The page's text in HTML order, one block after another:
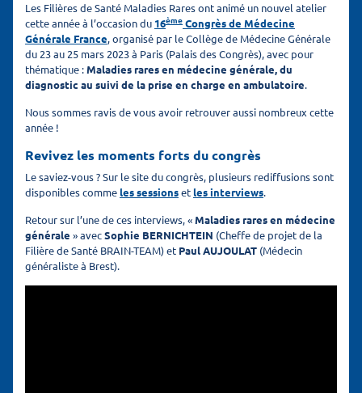
Les Filières de Santé Maladies Rares ont animé un nouvel atelier
cette année à l’occasion du 16ème Congrès de Médecine
Générale France, organisé par le Collège de Médecine Générale
du 23 au 25 mars 2023 à Paris (Palais des Congrès), avec pour
thématique :Maladies rares en médecine générale, du
diagnostic au suivi de la prise en charge en ambulatoire.
Nous sommes ravis de vous avoir retrouver aussi nombreux cette
année !
Revivez les moments forts du congrès
Le saviez-vous ? Sur le site du congrès, plusieurs rediffusions sont
disponibles commeles sessionsetles interviews.
Retour sur l’une de ces interviews, «Maladies rares en médecine
générale » avecSophie BERNICHTEIN (Cheffe de projet de la
Filière de Santé BRAIN-TEAM) et Paul AUJOULAT (Médecin
généraliste à Brest).